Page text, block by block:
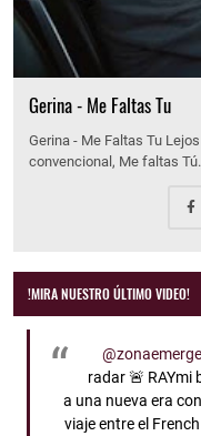
Gerina - Me Faltas Tu
Gerina - Me Faltas Tu
convencional, Me faltas
!MIRA NUESTRO ÚLTIMO VIDEO!
radar 🚨 RAYmi
a una nueva era
viaje entre el